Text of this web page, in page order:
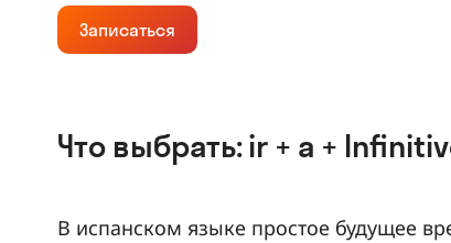
Записаться
Что выбрать: ir + a +
В испанском языке простое будущее